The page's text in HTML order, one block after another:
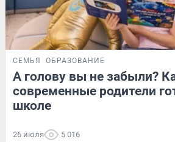
СЕМЬЯ ОБРАЗОВАНИЕ
А голову вы не забыли?
современные родители
школе
26 июля 5 016